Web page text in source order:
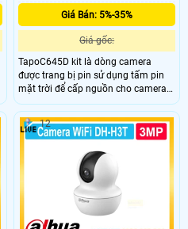
Giá Bán: 5%-35%
Giá gốc:
TapoC645D kit là dòng camera
được trang bị pin sử dụng tấm pin
mặt trời để cấp nguồn cho camera
và trong camera được trang bị pin
với dung lượng lên đến 10.000 mAh,
trang bị 2 ống kính, nhìn có màu
vào ban đêm, micro và loa cũng
12